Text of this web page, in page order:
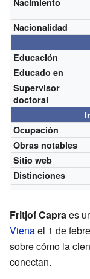
Nacionalidad
Educación
Educado en
Supervisor
doctoral
Ocupación
Obras notables
Sitio web
Distinciones
Fritjof Capraes
Vienael 1 de
sobre cómo la
conectan.